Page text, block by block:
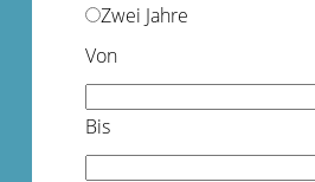
Zwei Jahre
Von
Bis